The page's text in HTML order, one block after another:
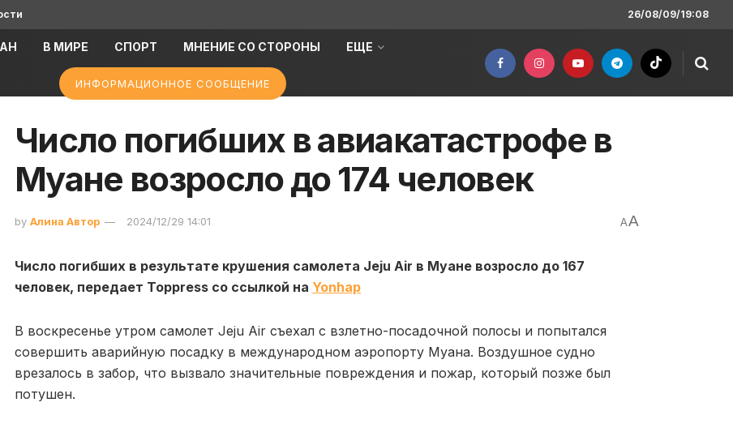
26/08/09/19:08
В МИРЕ СПОРТ МНЕНИЕ СО СТОРОНЫ ЕЩЕ
ИНФОРМАЦИОННОЕ СООБЩЕНИЕ
Число погибших в авиакатастрофе в
Муане возросло до 174 человек
by Алина Автор 2024/12/29 14:01 AA
Число погибших в результате крушения самолета Jeju Air в Муане возросло до 167
человек, передает Toppress со ссылкой на Yonhap
В воскресенье утром самолет Jeju Air съехал с взлетно-посадочной полосы и попытался
совершить аварийную посадку в международном аэропорту Муана. Воздушное судно
врезалось в забор, что вызвало значительные повреждения и пожар, который позже был
потушен.